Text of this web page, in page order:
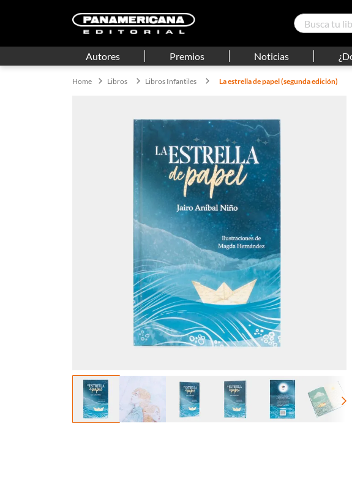
Autores Premios Noticias
Libros Libros Infantiles La estrella de papel (segunda edición)